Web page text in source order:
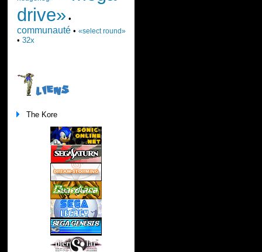
drive» •
communauté• «select round»
• 32x
LIENS
The Kore